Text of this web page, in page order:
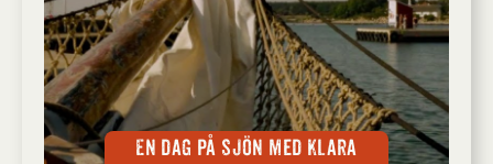
En dag på sjön med Klara